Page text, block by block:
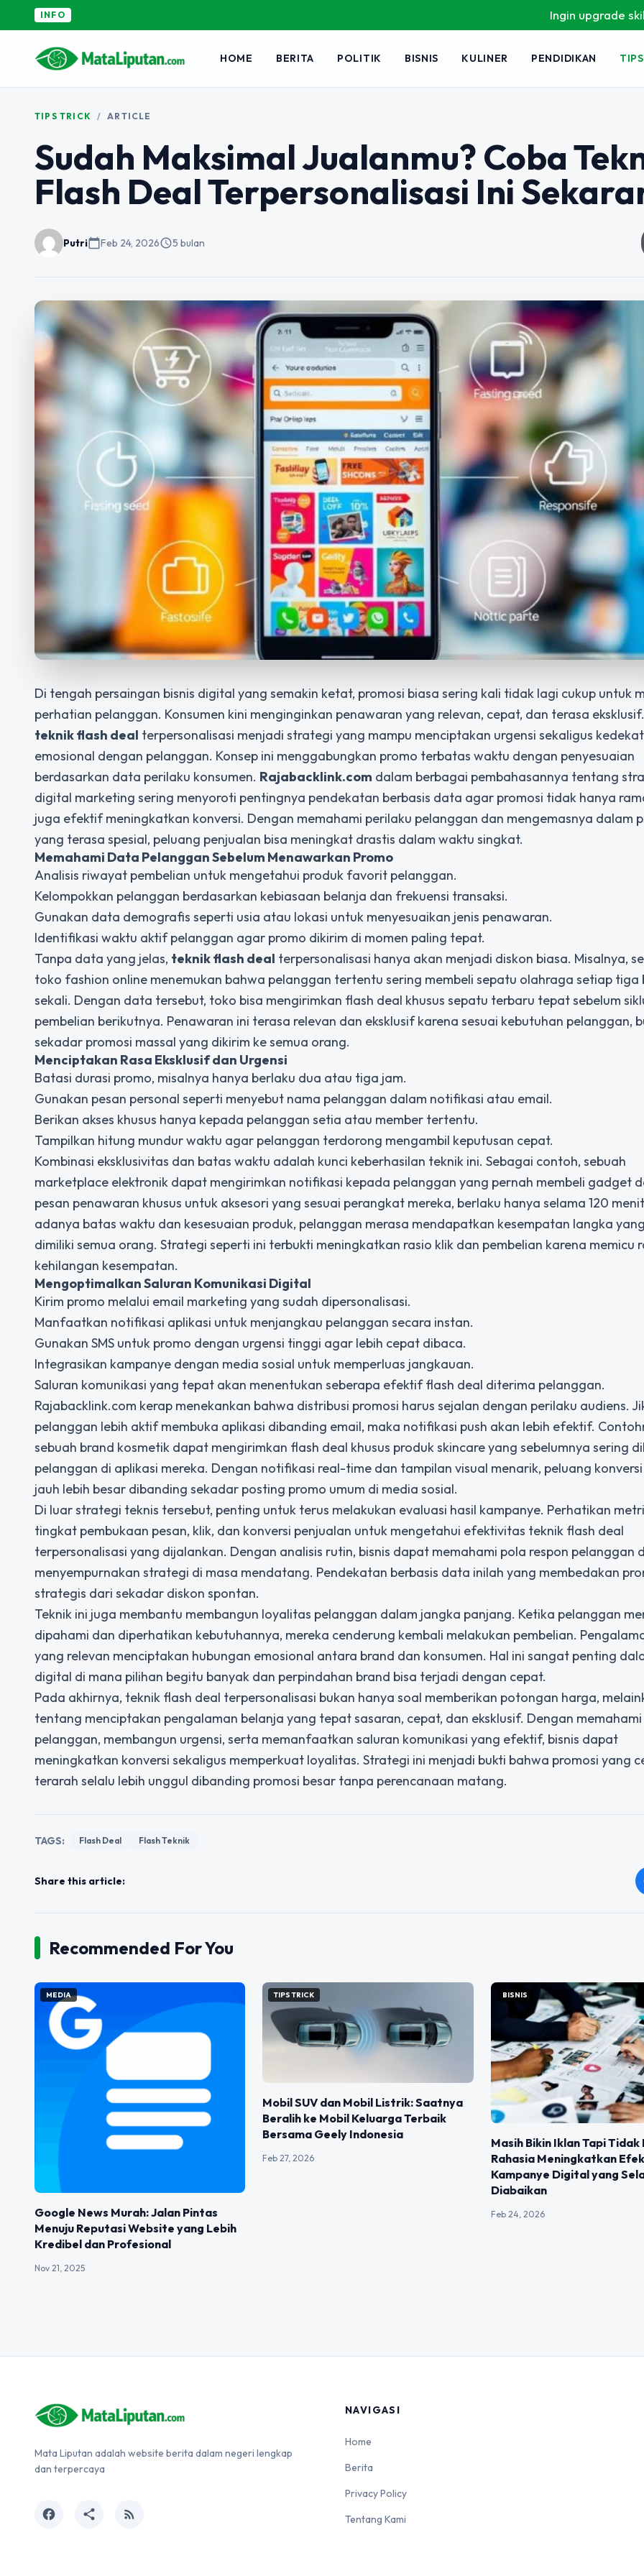
INFO Ingin upgrade skill tanpa
HOME BERITA POLITIK BISNIS KULINER PENDIDIKAN
TIPS TRICK / ARTICLE
Sudah Maksimal Jualanmu? Coba
Flash Deal Terpersonalisasi Ini
Putricalendar_todayFeb 24, 2026schedule5 bulan
Di tengah persaingan bisnis digital yang semakin ketat, promosi biasa sering kali tidak lagi cukup untuk
perhatian pelanggan. Konsumen kini menginginkan penawaran yang relevan, cepat, dan terasa
teknik flash deal terpersonalisasi menjadi strategi yang mampu menciptakan urgensi sekaligus
emosional dengan pelanggan. Konsep ini menggabungkan promo terbatas waktu dengan penyesuaian
berdasarkan data perilaku konsumen. Rajabacklink.com dalam berbagai pembahasannya tentang
digital marketing sering menyoroti pentingnya pendekatan berbasis data agar promosi tidak hanya
juga efektif meningkatkan konversi. Dengan memahami perilaku pelanggan dan mengemasnya dalam
yang terasa spesial, peluang penjualan bisa meningkat drastis dalam waktu singkat.
Memahami Data Pelanggan Sebelum Menawarkan Promo
Analisis riwayat pembelian untuk mengetahui produk favorit pelanggan.
Kelompokkan pelanggan berdasarkan kebiasaan belanja dan frekuensi transaksi.
Gunakan data demografis seperti usia atau lokasi untuk menyesuaikan jenis penawaran.
Identifikasi waktu aktif pelanggan agar promo dikirim di momen paling tepat.
Tanpa data yang jelas, teknik flash deal terpersonalisasi hanya akan menjadi diskon biasa. Misalnya,
toko fashion online menemukan bahwa pelanggan tertentu sering membeli sepatu olahraga setiap tiga
sekali. Dengan data tersebut, toko bisa mengirimkan flash deal khusus sepatu terbaru tepat sebelum
pembelian berikutnya. Penawaran ini terasa relevan dan eksklusif karena sesuai kebutuhan pelanggan,
sekadar promosi massal yang dikirim ke semua orang.
Menciptakan Rasa Eksklusif dan Urgensi
Batasi durasi promo, misalnya hanya berlaku dua atau tiga jam.
Gunakan pesan personal seperti menyebut nama pelanggan dalam notifikasi atau email.
Berikan akses khusus hanya kepada pelanggan setia atau member tertentu.
Tampilkan hitung mundur waktu agar pelanggan terdorong mengambil keputusan cepat.
Kombinasi eksklusivitas dan batas waktu adalah kunci keberhasilan teknik ini. Sebagai contoh, sebuah
marketplace elektronik dapat mengirimkan notifikasi kepada pelanggan yang pernah membeli gadget
pesan penawaran khusus untuk aksesori yang sesuai perangkat mereka, berlaku hanya selama 120
adanya batas waktu dan kesesuaian produk, pelanggan merasa mendapatkan kesempatan langka
dimiliki semua orang. Strategi seperti ini terbukti meningkatkan rasio klik dan pembelian karena memicu
kehilangan kesempatan.
Mengoptimalkan Saluran Komunikasi Digital
Kirim promo melalui email marketing yang sudah dipersonalisasi.
Manfaatkan notifikasi aplikasi untuk menjangkau pelanggan secara instan.
Gunakan SMS untuk promo dengan urgensi tinggi agar lebih cepat dibaca.
Integrasikan kampanye dengan media sosial untuk memperluas jangkauan.
Saluran komunikasi yang tepat akan menentukan seberapa efektif flash deal diterima pelanggan.
Rajabacklink.com kerap menekankan bahwa distribusi promosi harus sejalan dengan perilaku audiens.
pelanggan lebih aktif membuka aplikasi dibanding email, maka notifikasi push akan lebih efektif.
sebuah brand kosmetik dapat mengirimkan flash deal khusus produk skincare yang sebelumnya sering
pelanggan di aplikasi mereka. Dengan notifikasi real-time dan tampilan visual menarik, peluang
jauh lebih besar dibanding sekadar posting promo umum di media sosial.
Di luar strategi teknis tersebut, penting untuk terus melakukan evaluasi hasil kampanye. Perhatikan
tingkat pembukaan pesan, klik, dan konversi penjualan untuk mengetahui efektivitas teknik flash deal
terpersonalisasi yang dijalankan. Dengan analisis rutin, bisnis dapat memahami pola respon pelanggan
menyempurnakan strategi di masa mendatang. Pendekatan berbasis data inilah yang membedakan
strategis dari sekadar diskon spontan.
Teknik ini juga membantu membangun loyalitas pelanggan dalam jangka panjang. Ketika pelanggan
dipahami dan diperhatikan kebutuhannya, mereka cenderung kembali melakukan pembelian.
yang relevan menciptakan hubungan emosional antara brand dan konsumen. Hal ini sangat penting
digital di mana pilihan begitu banyak dan perpindahan brand bisa terjadi dengan cepat.
Pada akhirnya, teknik flash deal terpersonalisasi bukan hanya soal memberikan potongan harga,
tentang menciptakan pengalaman belanja yang tepat sasaran, cepat, dan eksklusif. Dengan
pelanggan, membangun urgensi, serta memanfaatkan saluran komunikasi yang efektif, bisnis dapat
meningkatkan konversi sekaligus memperkuat loyalitas. Strategi ini menjadi bukti bahwa promosi yang
terarah selalu lebih unggul dibanding promosi besar tanpa perencanaan matang.
TAGS: Flash Deal Flash Teknik
Share this article:
Recommended For You
MEDIA
Google News Murah: Jalan Pintas
Menuju Reputasi Website yang Lebih
Kredibel dan Profesional
Nov 21, 2025
TIPS TRICK
Mobil SUV dan Mobil Listrik: Saatnya
Beralih ke Mobil Keluarga Terbaik
Bersama Geely Indonesia
Feb 27, 2026
BISNIS
Masih Bikin Iklan Tapi Tidak
Rahasia Meningkatkan
Kampanye Digital yang
Diabaikan
Feb 24, 2026
Mata Liputan adalah website berita dalam negeri lengkap
dan terpercaya
facebook share rss_feed
NAVIGASI
Home
Berita
Privacy Policy
Tentang Kami